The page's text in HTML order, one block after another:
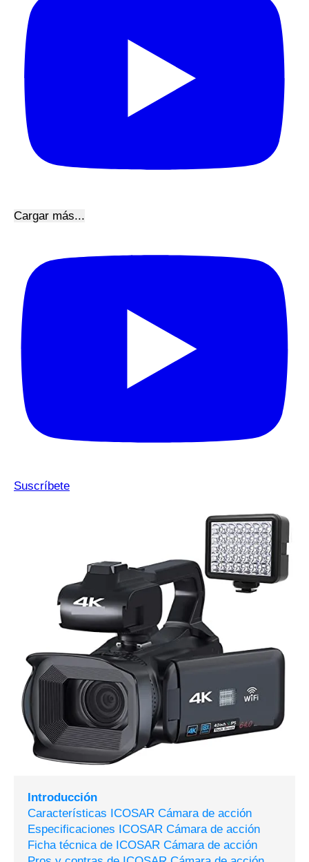
Cargar más...
Suscríbete
Introducción
Características ICOSAR Cámara de acción
Especificaciones ICOSAR Cámara de acción
Ficha técnica de ICOSAR Cámara de acción